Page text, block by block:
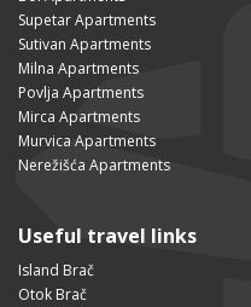
Supetar Apartments
Sutivan Apartments
Milna Apartments
Povlja Apartments
Mirca Apartments
Murvica Apartments
Nerežišća Apartments
Useful travel links
Island Brač
Otok Brač